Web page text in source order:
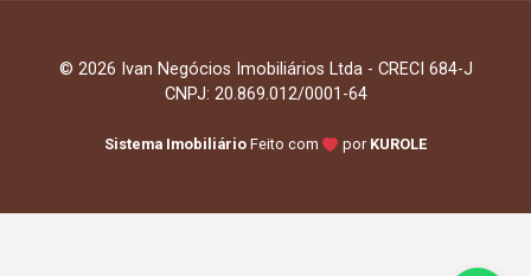
© 2026 Ivan Negócios Imobiliários Ltda - CRECI 684-J
CNPJ: 20.869.012/0001-64
Sistema Imobiliário Feito com por KUROLE